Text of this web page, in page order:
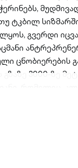
ტკბილ
გვერდი
ცნობიერების
3000-ზე მეტ
ვინ